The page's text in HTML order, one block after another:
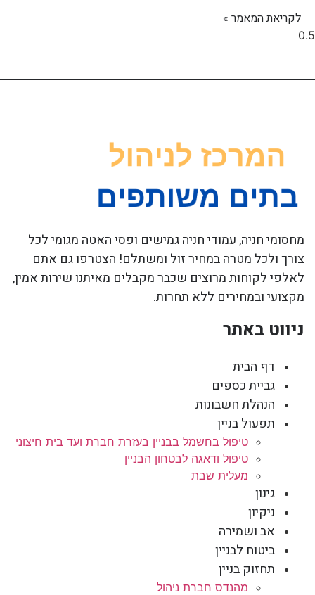
לקריאת המאמר »
מחסומי חניה, עמודי חניה גמישים ופסי האטה מגומי לכל
צורך ולכל מטרה במחיר זול ומשתלם! הצטרפו גם אתם
לאלפי לקוחות מרוצים שכבר מקבלים מאיתנו שירות אמין,
מקצועי ובמחירים ללא תחרות.
ניווט באתר
דף הבית
גביית כספים
הנהלת חשבונות
תפעול בניין
טיפול בחשמל בבניין בעזרת חברת ועד בית חיצוני
טיפול ודאגה לבטחון הבניין
מעלית שבת
גינון
ניקיון
אב ושמירה
ביטוח לבניין
תחזוק בניין
מהנדס חברת ניהול